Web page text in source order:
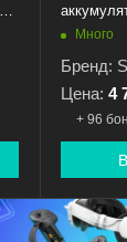
HeadМного
Бренд:
Цена: 4
+ 96